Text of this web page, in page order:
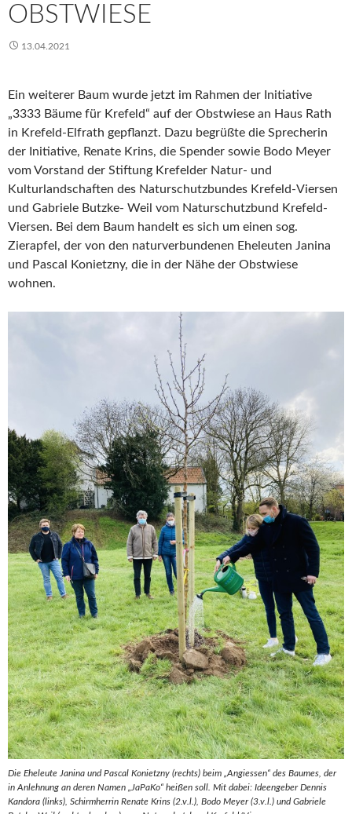
OBSTWIESE
13.04.2021
Ein weiterer Baum wurde jetzt im Rahmen der Initiative
„3333 Bäume für Krefeld“ auf der Obstwiese an Haus Rath
in Krefeld-Elfrath gepflanzt. Dazu begrüßte die Sprecherin
der Initiative, Renate Krins, die Spender sowie Bodo Meyer
vom Vorstand der Stiftung Krefelder Natur- und
Kulturlandschaften des Naturschutzbundes Krefeld-Viersen
und Gabriele Butzke- Weil vom Naturschutzbund Krefeld-
Viersen. Bei dem Baum handelt es sich um einen sog.
Zierapfel, der von den naturverbundenen Eheleuten Janina
und Pascal Konietzny, die in der Nähe der Obstwiese
wohnen.
Die Eheleute Janina und Pascal Konietzny (rechts) beim „Angiessen“ des Baumes, der
in Anlehnung an deren Namen „JaPaKo“ heißen soll. Mit dabei: Ideengeber Dennis
Kandora (links), Schirmherrin Renate Krins (2.v.l.), Bodo Meyer (3.v.l.) und Gabriele